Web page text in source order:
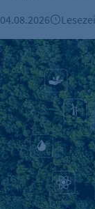
Session-
Benutzer-
oder
Cookie
Session
Cookie
Name:
04.08.2026
ESG &